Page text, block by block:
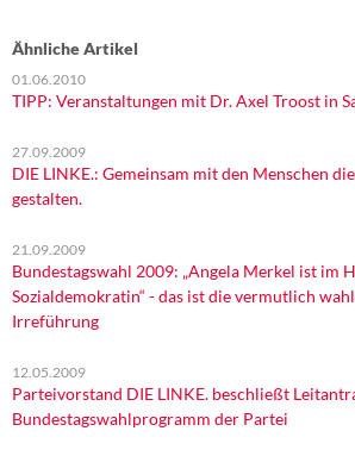
Ähnliche Artikel
01.06.2010
TIPP: Veranstaltungen mit Dr. Axel Troost in
27.09.2009
DIE LINKE.: Gemeinsam mit den Menschen
gestalten.
21.09.2009
Bundestagswahl 2009: „Angela Merkel ist im
Sozialdemokratin“ - das ist die vermutlich
Irreführung
12.05.2009
Parteivorstand DIE LINKE. beschließt
Bundestagswahlprogramm der Partei